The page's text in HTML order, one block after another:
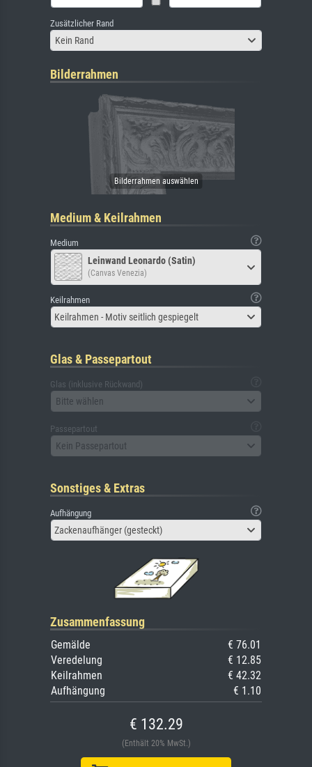
Zusätzlicher Rand
Kein Rand
Bilderrahmen
Medium & Keilrahmen
Medium
Leinwand Leonardo (Satin)
(Canvas Venezia)
Keilrahmen
Keilrahmen - Motiv seitlich gespiegelt
Glas & Passepartout
Glas (inklusive Rückwand)
Bitte wählen
Passepartout
Kein Passepartout
Sonstiges & Extras
Aufhängung
Zackenaufhänger (gesteckt)
Zusammenfassung
Gemälde
€ 76.01
Veredelung
€ 12.85
Keilrahmen
€ 42.32
Aufhängung
€ 1.10
€ 132.29
(Enthält 20% MwSt.)